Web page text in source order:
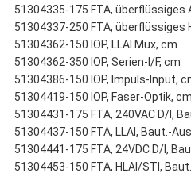
51304335-175 FTA, überflüssiges
51304337-250 FTA, überflüssiges
51304362-150 IOP, LLAI Mux, cm
51304362-350 IOP, Serien-I/F, cm
51304386-150 IOP, Impuls-Input,
51304419-150 IOP, Faser-Optik, cm
51304431-175 FTA, 240VAC D/I,
51304437-150 FTA, LLAI, Baut.-
51304441-175 FTA, 24VDC D/I,
51304453-150 FTA, HLAI/STI,